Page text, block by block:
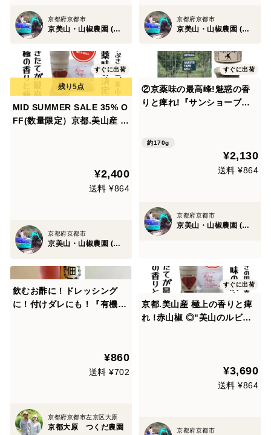
京都府京都市
京美山・山椒農園 (内儀家)
京都府京都市
京美山・山椒農園 (内儀家)
すぐに出荷
MID SUMMER SALE 35% O
FF(数量限定）京都.美山産 極
¥2,400
送料 ¥864
京都府京都市
京美山・山椒農園 (内儀家)
すぐに出荷
②京薬味の最高峰!魅惑の香
りと痺れ!『サンショーブギ
約170g
¥2,130
送料 ¥864
京都府京都市
京美山・山椒農園 (内儀家)
飲むお酢に！ドレッシング
に！付けダレにも！『有機赤
¥860
送料 ¥702
京都府京都市左京区大原
京都大原 つくだ農園
すぐに出荷
京都.美山産 極上の香りと痺
れ !赤山椒 ◎"美山のルビ
¥3,690
送料 ¥864
京都府京都市